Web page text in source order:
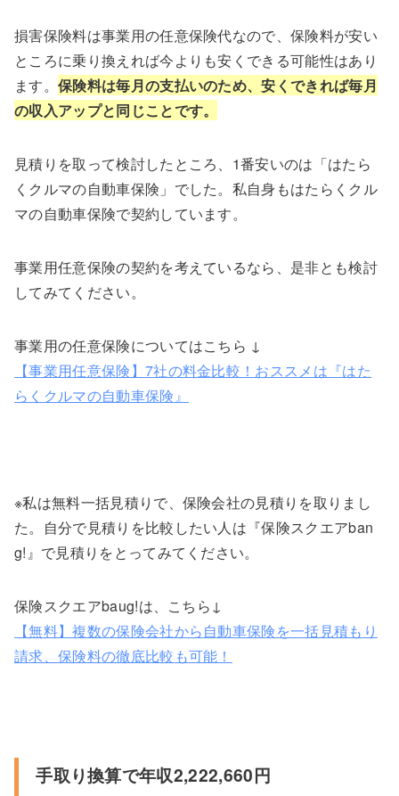
損害保険料は事業用の任意保険代なので、保険料が安い
ところに乗り換えれば今よりも安くできる可能性はあり
ます。 保険料は毎月の支払いのため、安くできれば毎月
の収入アップと同じことです。
見積りを取って検討したところ、1番安いのは「はたら
くクルマの自動車保険」でした。私自身もはたらくクル
マの自動車保険で契約しています。
事業用任意保険の契約を考えているなら、是非とも検討
してみてください。
事業用の任意保険についてはこちら ↓
【事業用任意保険】7社の料金比較！おススメは『はた
らくクルマの自動車保険』
※私は無料一括見積りで、保険会社の見積りを取りまし
た。自分で見積りを比較したい人は『保険スクエアban
g!』で見積りをとってみてください。
保険スクエアbaug!は、こちら↓
【無料】複数の保険会社から自動車保険を一括見積もり
請求、保険料の徹底比較 も可能！
手取り換算で年収2,222,660円